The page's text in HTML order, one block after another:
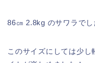
86㎝ 2.8kg のサワラでし
このサイズにしては少